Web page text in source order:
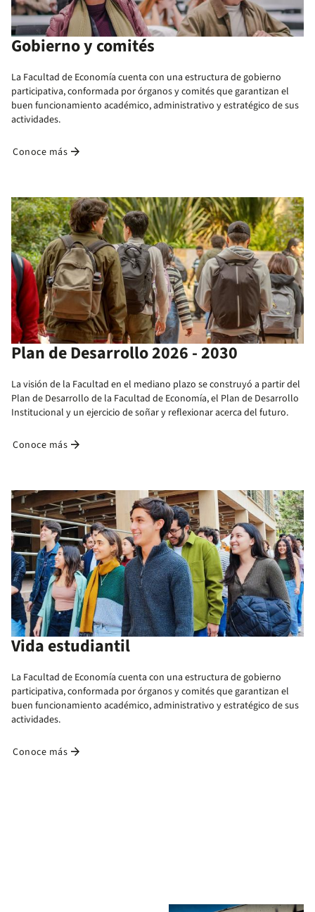
Gobierno y comités
La Facultad de Economía cuenta con una estructura de gobierno
participativa, conformada por órganos y comités que garantizan el
buen funcionamiento académico, administrativo y estratégico de sus
actividades.​
Conoce más arrow_forward
Plan de Desarrollo 2026 - 2030
La visión de la Facultad en el mediano plazo se construyó a partir del
Plan de Desarrollo de la Facultad de Economía, el Plan de Desarrollo
Institucional y un ejercicio de soñar y reflexionar acerca del futuro.
Conoce más arrow_forward
Vida estudiantil
La Facultad de Economía cuenta con una estructura de gobierno
participativa, conformada por órganos y comités que garantizan el
buen funcionamiento académico, administrativo y estratégico de sus
actividades.​
Conoce más arrow_forward